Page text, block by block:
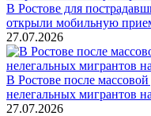
В Ростове для
открыли мобильную
27.07.2026
В Ростове после
нелегальных мигрантов
27.07.2026